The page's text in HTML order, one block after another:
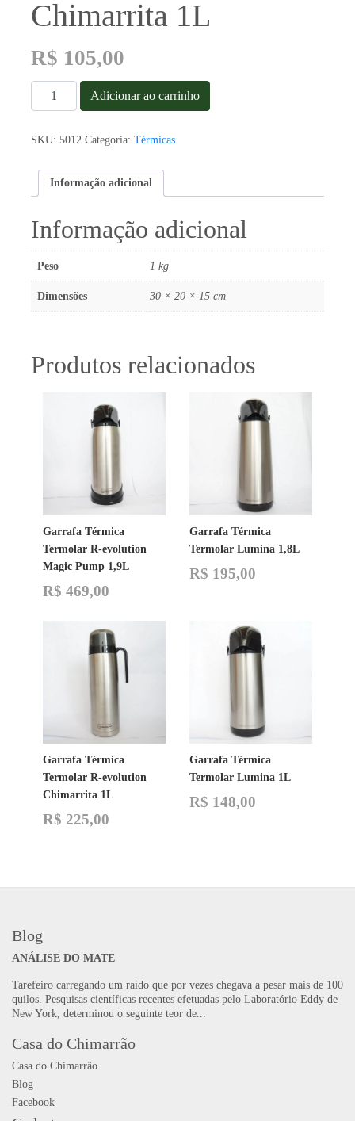
Chimarrita 1L
R$ 105,00
Garrafa
Térmica
Termolar
Chimarrita
quantidade
Adicionar ao carrinho
SKU: 5012 Categoria: Térmicas
Informação adicional
Informação adicional
Peso 1 kg
Dimensões 30 × 20 × 15 cm
Produtos relacionados
Garrafa Térmica
Termolar R-evolution
Magic Pump 1,9L
R$ 469,00
Garrafa Térmica
Termolar Lumina 1,8L
R$ 195,00
Garrafa Térmica
Termolar R-evolution
Chimarrita 1L
R$ 225,00
Garrafa Térmica
Termolar Lumina 1L
R$ 148,00
Blog
ANÁLISE DO MATE
Tarefeiro carregando um raído que por vezes chegava a pesar mais de 100
quilos. Pesquisas científicas recentes efetuadas pelo Laboratório Eddy de
New York, determinou o seguinte teor de...
Casa do Chimarrão
Casa do Chimarrão
Blog
Facebook